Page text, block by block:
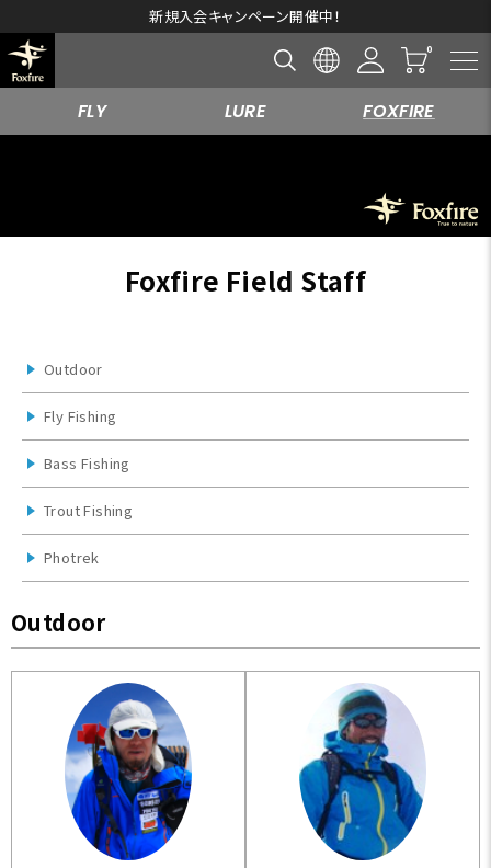
新規入会キャンペーン開催中！
FLY LURE FOXFIRE
Foxfire Field Staff
Outdoor
Fly Fishing
Bass Fishing
Trout Fishing
Photrek
Outdoor